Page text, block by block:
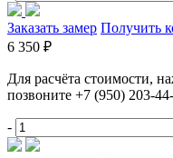
Заказать замер Получить
6 350 ₽
Для расчёта стоимости,
позвоните +7 (950) 203-
-